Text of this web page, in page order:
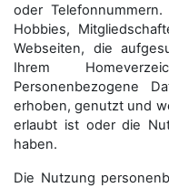
oder
Hobbies,
Webseiten, die
Ihrem
Personenbezogene
erhoben, genutzt und
erlaubt ist oder die
haben.
Die Nutzung